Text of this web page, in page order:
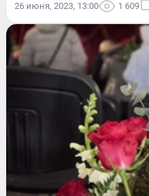
26 июня, 2023, 13:00 1 609